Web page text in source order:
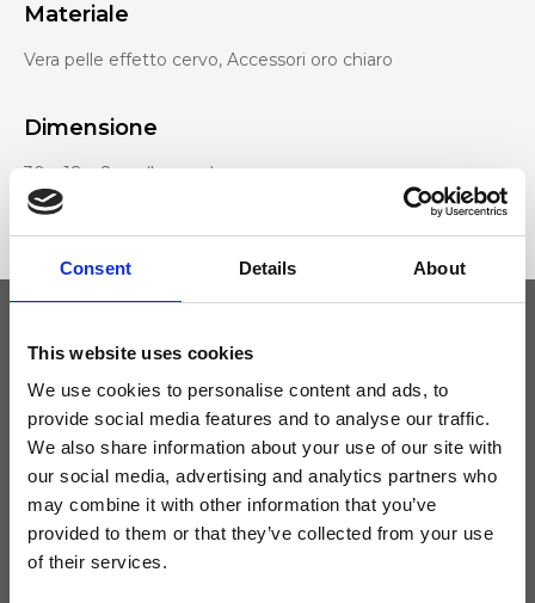
Consent Details About
This website uses cookies
We use cookies to personalise content and ads, to
provide social media features and to analyse our traffic.
We also share information about your use of our site with
our social media, advertising and analytics partners who
may combine it with other information that you’ve
provided to them or that they’ve collected from your use
of their services.
Materiale
Vera pelle effetto cervo, Accessori oro chiaro
Dimensione
30 x 18 x 8cm (l x a x p)
Tieniti aggiornato
Non perdere le novità di Ripani, iscriviti alla newsletter!